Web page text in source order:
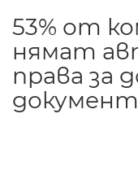
53% от
нямат
права за